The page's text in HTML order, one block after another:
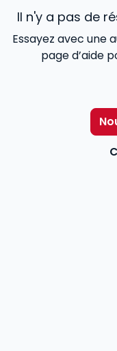
temps réel, des
Il n'y a pas de
Essayez avec une
page d’aide